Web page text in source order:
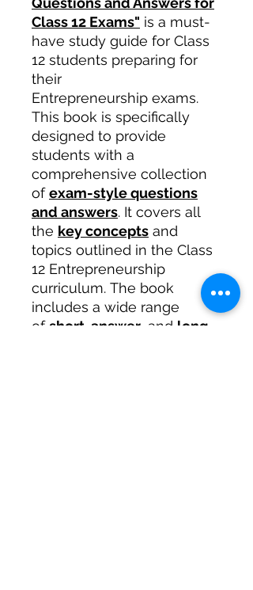
Class 12 Exams" is a must-
have study guide for Class
12 students preparing for
their
Entrepreneurship exams.
This book is specifically
designed to provide
students with a
comprehensive collection
ofexam-style questions
and answers. It covers all
the key concepts and
topics outlined in the Class
12 Entrepreneurship
curriculum. The book
includes a wide range
of short-answer , and long